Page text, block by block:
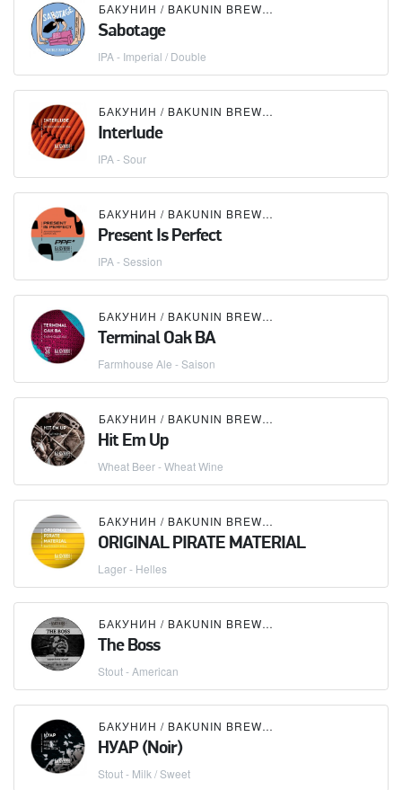
БАКУНИН / BAKUNIN BREWING CO.
Sabotage
IPA - Imperial / Double
БАКУНИН / BAKUNIN BREWING CO.
Interlude
IPA - Sour
БАКУНИН / BAKUNIN BREWING CO.
Present Is Perfect
IPA - Session
БАКУНИН / BAKUNIN BREWING CO.
Terminal Oak BA
Farmhouse Ale - Saison
БАКУНИН / BAKUNIN BREWING CO.
Hit Em Up
Wheat Beer - Wheat Wine
БАКУНИН / BAKUNIN BREWING CO.
ORIGINAL PIRATE MATERIAL
Lager - Helles
БАКУНИН / BAKUNIN BREWING CO.
The Boss
Stout - American
БАКУНИН / BAKUNIN BREWING CO.
НУАР (Noir)
Stout - Milk / Sweet